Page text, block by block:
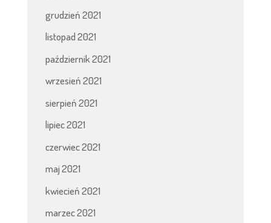
grudzień 2021
listopad 2021
październik 2021
wrzesień 2021
sierpień 2021
lipiec 2021
czerwiec 2021
maj 2021
kwiecień 2021
marzec 2021